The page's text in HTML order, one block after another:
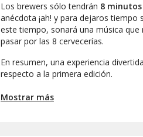
Los brewers sólo tendrán 8 minutos
anécdota ¡ah! y para dejaros
este tiempo, sonará una música
pasar por las 8 cervecerías.
En resumen, una experiencia
respecto a la primera edición.
Cada cervecería os presentará una
Mostrar más